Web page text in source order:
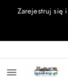
Przejdź do
Przejdź do
Przejdź do
Przejdź do
Przejdź do
Przejdź do
Zarejestruj się